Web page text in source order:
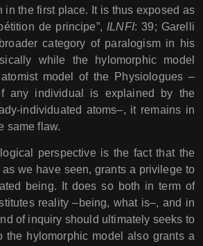
in the first place. It is thus exposed as
de principe”, ILNFI: 39; Garelli
category of paralogism in his
while the hylomorphic model
model of the Physiologues –
any individual is explained by the
individuated atoms–, it remains in
same flaw.
perspective is the fact that the
we have seen, grants a privilege to
being. It does so both in term of
reality –being, what is–, and in
of inquiry should ultimately seeks to
the hylomorphic model also grants a